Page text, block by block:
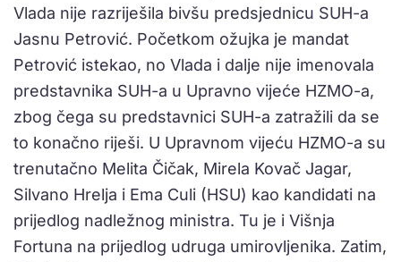
Vlada nije razriješila bivšu predsjednicu SUH-a
Jasnu Petrović. Početkom ožujka je mandat
Petrović istekao, no Vlada i dalje nije imenovala
predstavnika SUH-a u Upravno vijeće HZMO-a,
zbog čega su predstavnici SUH-a zatražili da se
to konačno riješi. U Upravnom vijeću HZMO-a su
trenutačno Melita Čičak, Mirela Kovač Jagar,
Silvano Hrelja i Ema Culi (HSU) kao kandidati na
prijedlog nadležnog ministra. Tu je i Višnja
Fortuna na prijedlog udruga umirovljenika. Zatim,